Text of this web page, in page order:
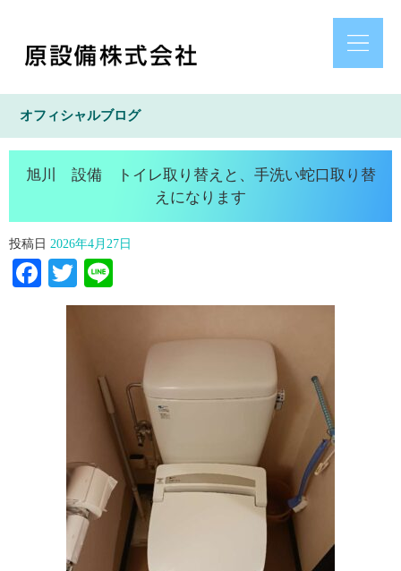
オフィシャルブログ
旭川 設備 トイレ取り替えと、手洗い蛇口取り替
えになります
投稿日 2026年4月27日
Facebook
Twitter